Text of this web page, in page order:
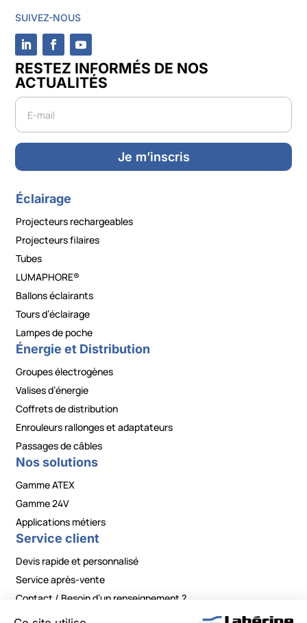
SUIVEZ-NOUS
RESTEZ INFORMÉS DE NOS
ACTUALITÉS
Newsletter
Je m’inscris
Éclairage
Projecteurs rechargeables
Projecteurs filaires
Tubes
LUMAPHORE®
Ballons éclairants
Tours d’éclairage
Lampes de poche
Énergie et Distribution
Groupes électrogènes
Valises d’énergie
Coffrets de distribution
Enrouleurs rallonges et adaptateurs
Passages de câbles
Nos solutions
Gamme ATEX
Gamme 24V
Applications métiers
Service client
Devis rapide et personnalisé
Service après-vente
Contact / Besoin d’un renseignement ?